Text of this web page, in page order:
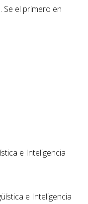
el primero en
e Inteligencia
e Inteligencia